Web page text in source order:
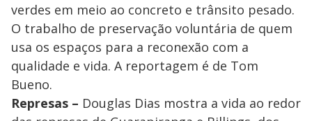
verdes em meio ao concreto e trânsito pesado.
O trabalho de preservação voluntária de quem
usa os espaços para a reconexão com a
qualidade e vida. A reportagem é de Tom
Bueno.
Represas – Douglas Dias mostra a vida ao redor